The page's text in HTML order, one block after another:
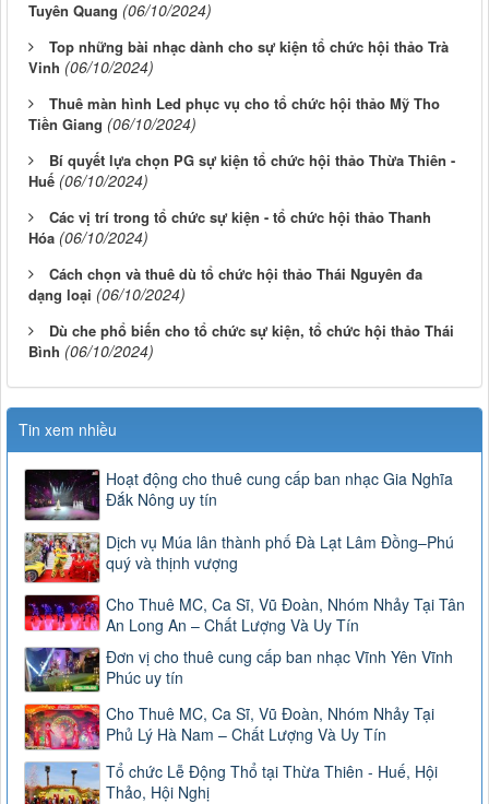
Tuyên Quang (06/10/2024)
Top những bài nhạc dành cho sự kiện tổ chức hội thảo Trà
Vinh (06/10/2024)
Thuê màn hình Led phục vụ cho tổ chức hội thảo Mỹ Tho
Tiền Giang (06/10/2024)
Bí quyết lựa chọn PG sự kiện tổ chức hội thảo Thừa Thiên -
Huế (06/10/2024)
Các vị trí trong tổ chức sự kiện - tổ chức hội thảo Thanh
Hóa (06/10/2024)
Cách chọn và thuê dù tổ chức hội thảo Thái Nguyên đa
dạng loại (06/10/2024)
Dù che phổ biến cho tổ chức sự kiện, tổ chức hội thảo Thái
Bình (06/10/2024)
Tin xem nhiều
Hoạt động cho thuê cung cấp ban nhạc Gia Nghĩa
Đắk Nông uy tín
Dịch vụ Múa lân thành phố Đà Lạt Lâm Đồng–Phú
quý và thịnh vượng
Cho Thuê MC, Ca Sĩ, Vũ Đoàn, Nhóm Nhảy Tại Tân
An Long An – Chất Lượng Và Uy Tín
Đơn vị cho thuê cung cấp ban nhạc Vĩnh Yên Vĩnh
Phúc uy tín
Cho Thuê MC, Ca Sĩ, Vũ Đoàn, Nhóm Nhảy Tại
Phủ Lý Hà Nam – Chất Lượng Và Uy Tín
Tổ chức Lễ Động Thổ tại Thừa Thiên - Huế, Hội
Thảo, Hội Nghị